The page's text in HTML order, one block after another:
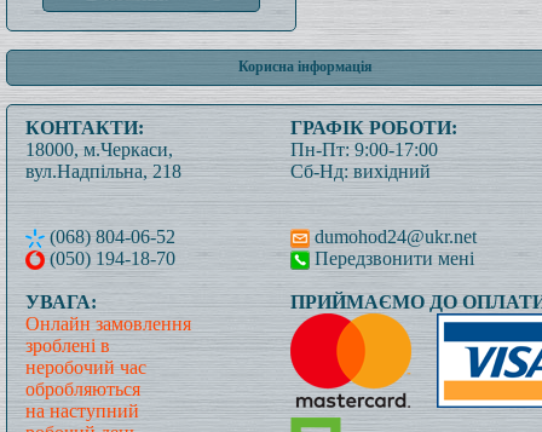
Корисна інформація
КОНТАКТИ:
18000, м.Черкаси,
вул.Надпільна, 218
(068) 804-06-52
(050) 194-18-70
ГРАФІК РОБОТИ:
Пн-Пт: 9:00-17:00
Сб-Нд: вихідний
dumohod24@ukr.net
Передзвонити мені
УВАГА:
Онлайн замовлення
зроблені в
неробочий час
обробляються
на наступний
ПРИЙМАЄМО ДО